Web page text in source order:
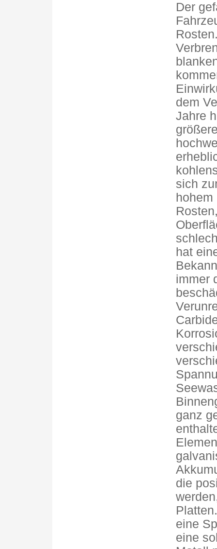
Der
dem
Jahre
sich
hat
immer
ganz
die
eine
eine